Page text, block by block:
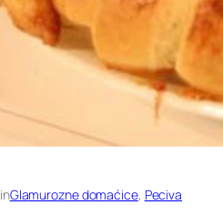
inGlamurozne domaćice, Peciva